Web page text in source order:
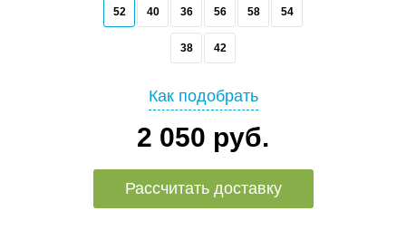
52 40 36 56 58 54
38 42
Как подобрать
2 050 руб.
Рассчитать доставку